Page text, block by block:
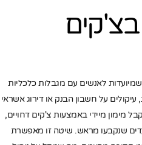
בצ'קים
לאנשים עם מגבלות כלכליות
עיקולים על חשבון הבנק או דירוג אשראי
מימון מיידי באמצעות צ'קים דחויים,
שנקבעו מראש. שיטה זו מאפשרת